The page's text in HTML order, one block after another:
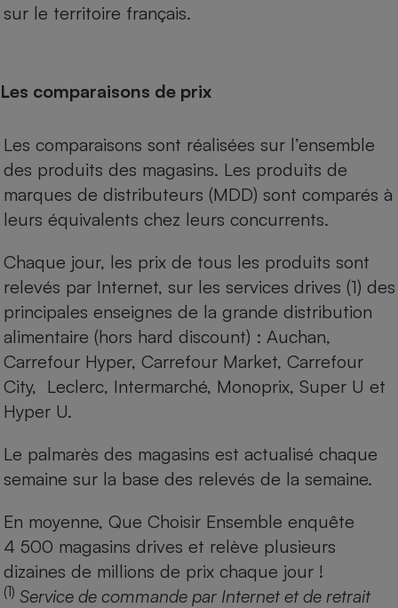
sur le territoire français.
Les comparaisons de prix
Les comparaisons sont réalisées sur l’ensemble
des produits des magasins. Les produits de
marques de distributeurs (MDD) sont comparés à
leurs équivalents chez leurs concurrents.
Chaque jour, les prix de tous les produits sont
relevés par Internet, sur les services drives (1) des
principales enseignes de la grande distribution
alimentaire (hors hard discount) : Auchan,
Carrefour Hyper, Carrefour Market, Carrefour
City, Leclerc, Intermarché, Monoprix, Super U et
Hyper U.
Le palmarès des magasins est actualisé chaque
semaine sur la base des relevés de la semaine.
En moyenne, Que Choisir Ensemble enquête
4 500 magasins drives et relève plusieurs
dizaines de millions de prix chaque jour !
(1) Service de commande par Internet et de retrait